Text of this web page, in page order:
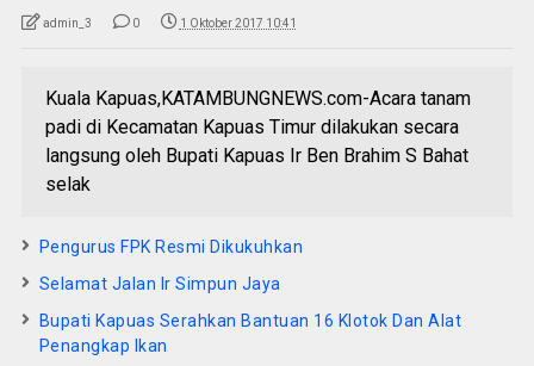
admin_3 0 1 Oktober 2017 10:41
Kuala Kapuas,KATAMBUNGNEWS.com-Acara tanam
padi di Kecamatan Kapuas Timur dilakukan secara
langsung oleh Bupati Kapuas Ir Ben Brahim S Bahat
selak
Pengurus FPK Resmi Dikukuhkan
Selamat Jalan Ir Simpun Jaya
Bupati Kapuas Serahkan Bantuan 16 Klotok Dan Alat
Penangkap Ikan